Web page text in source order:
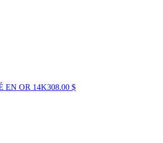
EN OR 14K308.00 $